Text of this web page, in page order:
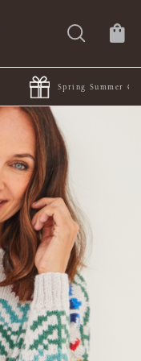
Spring Summer Collections